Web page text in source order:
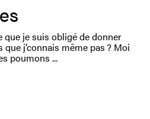
que je suis obligé de donner
j’connais même pas ? Moi
poumons